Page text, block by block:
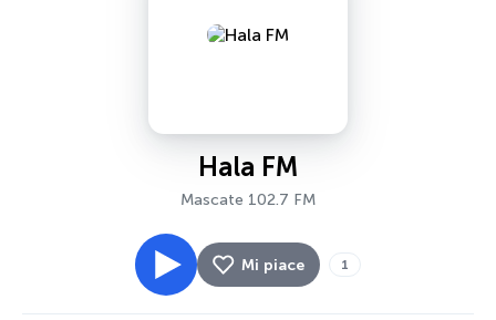
Hala FM
Mascate 102.7 FM
Mi piace 1